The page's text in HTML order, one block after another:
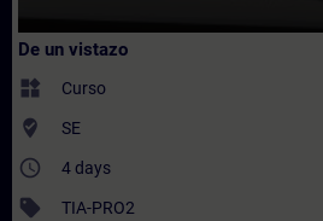
De un vistazo
widgets Curso
where_to_vote SE
access_time 4 days
sell TIA-PRO2